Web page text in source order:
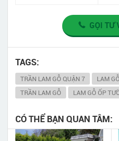
GỌI TƯ
TAGS:
TRẦN LAM GỖ QUẬN 7
LAM
TRẦN LAM GỖ
LAM GỖ ỐP
CÓ THỂ BẠN QUAN TÂM: